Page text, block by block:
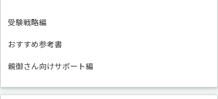
受験戦略編
おすすめ参考書
親御さん向けサポート編